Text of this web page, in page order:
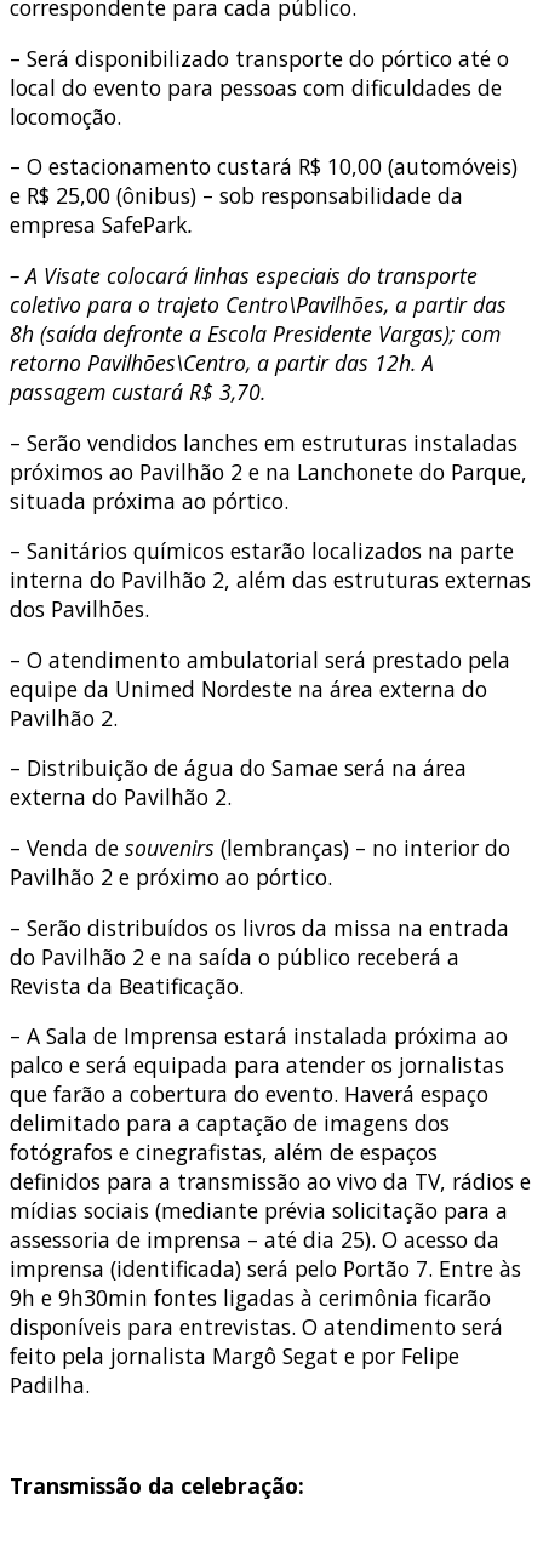
correspondente para cada público.
– Será disponibilizado transporte do pórtico até o
local do evento para pessoas com dificuldades de
locomoção.
– O estacionamento custará R$ 10,00 (automóveis)
e R$ 25,00 (ônibus) – sob responsabilidade da
empresa SafePark.
– A Visate colocará linhas especiais do transporte
coletivo para o trajeto Centro\Pavilhões, a partir das
8h (saída defronte a Escola Presidente Vargas); com
retorno Pavilhões\Centro, a partir das 12h. A
passagem custará R$ 3,70.
– Serão vendidos lanches em estruturas instaladas
próximos ao Pavilhão 2 e na Lanchonete do Parque,
situada próxima ao pórtico.
– Sanitários químicos estarão localizados na parte
interna do Pavilhão 2, além das estruturas externas
dos Pavilhões.
– O atendimento ambulatorial será prestado pela
equipe da Unimed Nordeste na área externa do
Pavilhão 2.
– Distribuição de água do Samae será na área
externa do Pavilhão 2.
– Venda de souvenirs (lembranças) – no interior do
Pavilhão 2 e próximo ao pórtico.
– Serão distribuídos os livros da missa na entrada
do Pavilhão 2 e na saída o público receberá a
Revista da Beatificação.
– A Sala de Imprensa estará instalada próxima ao
palco e será equipada para atender os jornalistas
que farão a cobertura do evento. Haverá espaço
delimitado para a captação de imagens dos
fotógrafos e cinegrafistas, além de espaços
definidos para a transmissão ao vivo da TV, rádios e
mídias sociais (mediante prévia solicitação para a
assessoria de imprensa – até dia 25). O acesso da
imprensa (identificada) será pelo Portão 7. Entre às
9h e 9h30min fontes ligadas à cerimônia ficarão
disponíveis para entrevistas. O atendimento será
feito pela jornalista Margô Segat e por Felipe
Padilha.
Transmissão da celebração: